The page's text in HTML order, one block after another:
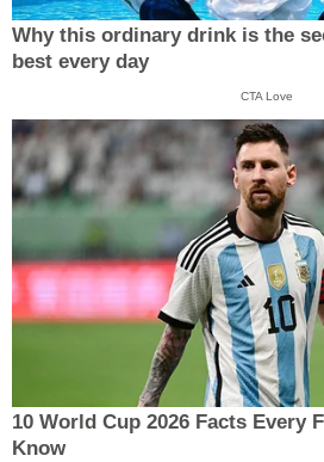
Why this ordinary drink is the
best every day
CTA Love
10 World Cup 2026 Facts Every
Know